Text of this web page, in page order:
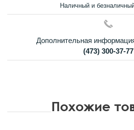
Наличный и
Дополнительная
(473) 300-37-77
Похожие